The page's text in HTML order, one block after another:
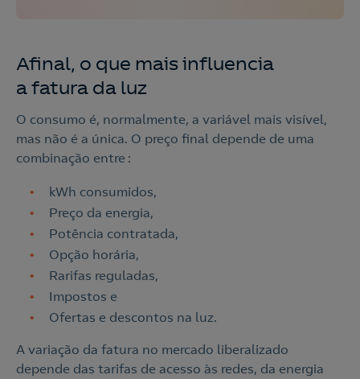
Afinal, o que mais influencia
a fatura da luz
O consumo é, normalmente, a variável mais visível,
mas não é a única. O preço final depende de uma
combinação entre :
kWh consumidos,
Preço da energia,
Potência contratada,
Opção horária,
Rarifas reguladas,
Impostos e
Ofertas e descontos na luz.
A variação da fatura no mercado liberalizado
depende das tarifas de acesso às redes, da energia